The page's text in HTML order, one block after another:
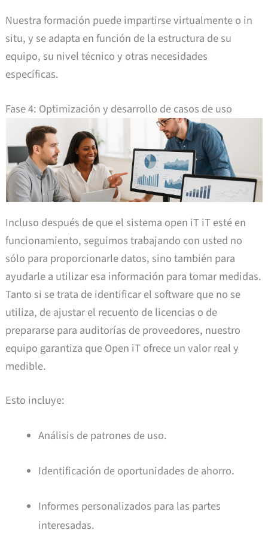
Nuestra formación puede impartirse virtualmente o in
situ, y se adapta en función de la estructura de su
equipo, su nivel técnico y otras necesidades
específicas.
Fase 4: Optimización y desarrollo de casos de uso
Incluso después de que el sistema open iT iT esté en
funcionamiento, seguimos trabajando con usted no
sólo para proporcionarle datos, sino también para
ayudarle a utilizar esa información para tomar medidas.
Tanto si se trata de identificar el software que no se
utiliza, de ajustar el recuento de licencias o de
prepararse para auditorías de proveedores, nuestro
equipo garantiza que Open iT ofrece un valor real y
medible.
Esto incluye:
Análisis de patrones de uso.
Identificación de oportunidades de ahorro.
Informes personalizados para las partes
interesadas.